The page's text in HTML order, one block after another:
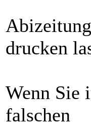
drucken
Wenn Sie
falschen